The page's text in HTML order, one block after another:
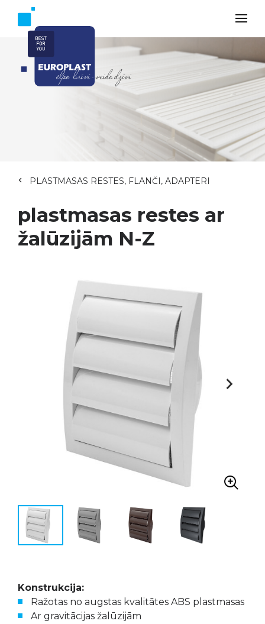
PLASTMASAS RESTES, FLANČI, ADAPTERI
plastmasas restes ar
žalūzijām N-Z
Konstrukcija:
Ražotas no augstas kvalitātes ABS plastmasas
Ar gravitācijas žalūzijām